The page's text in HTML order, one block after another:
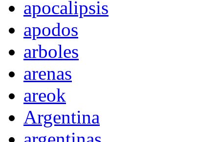
apocalipsis
apodos
arboles
arenas
areok
Argentina